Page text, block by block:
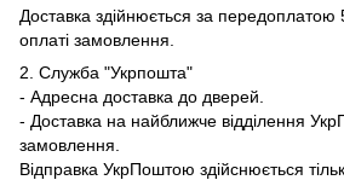
Доставка здійнюється за передоплатою
оплаті замовлення.
2. Служба "Укрпошта"
- Адресна доставка до дверей.
- Доставка на найближче відділення
замовлення.
Відправка УкрПоштою здійснюється